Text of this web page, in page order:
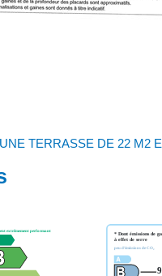
TERRASSE DE 22 M2